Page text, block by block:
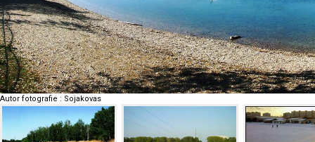
Autor fotografie : Sojakovas